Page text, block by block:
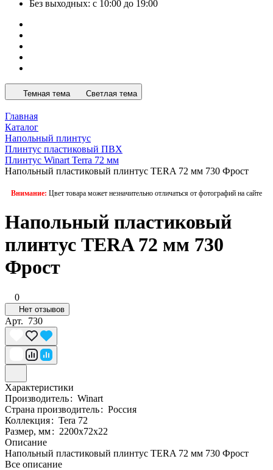
Без выходных: с 10:00 до 19:00
Темная тема Светлая тема
Главная
Каталог
Напольный плинтус
Плинтус пластиковый ПВХ
Плинтус Winart Terra 72 мм
Напольный пластиковый плинтус TERA 72 мм 730 Фрост
Внимание: Цвет товара может незначительно отличаться от фотографий на сайте
Напольный пластиковый
плинтус TERA 72 мм 730
Фрост
0
Нет отзывов
Арт. 730
Характеристики
Производитель: Winart
Страна производитель: Россия
Коллекция: Tera 72
Размер, мм: 2200x72x22
Описание
Напольный пластиковый плинтус TERA 72 мм 730 Фрост
Все описание